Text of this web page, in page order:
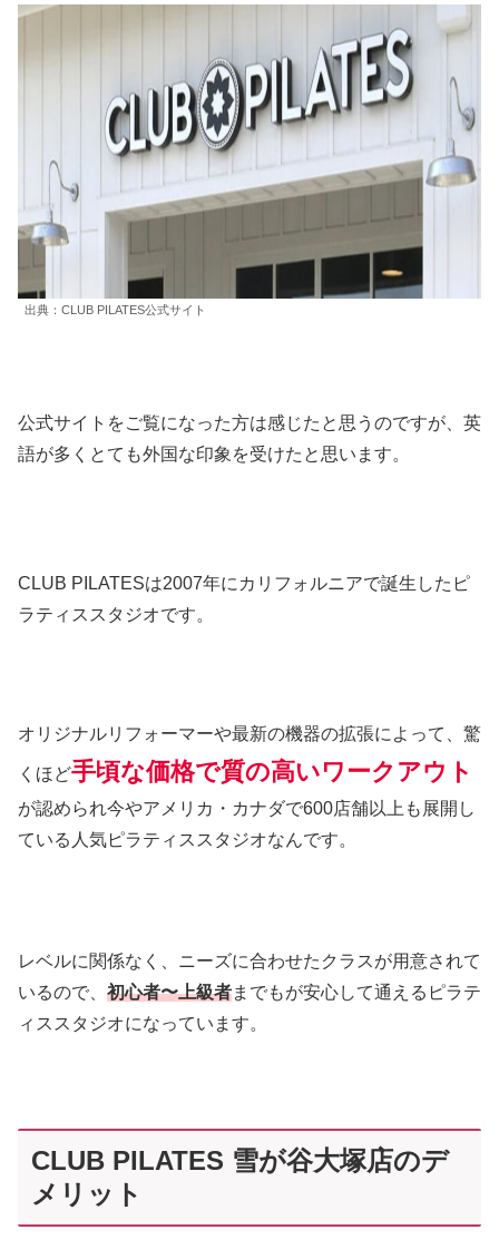
出典：CLUB PILATES公式サイト
公式サイトをご覧になった方は感じたと思うのですが、英
語が多くとても外国な印象を受けたと思います。
CLUB PILATESは2007年にカリフォルニアで誕生したピ
ラティススタジオです。
オリジナルリフォーマーや最新の機器の拡張によって、驚
くほど手頃な価格で質の高いワークアウト
が認められ今やアメリカ・カナダで600店舗以上も展開し
ている人気ピラティススタジオなんです。
レベルに関係なく、ニーズに合わせたクラスが用意されて
いるので、 初心者〜上級者までもが安心して通えるピラテ
ィススタジオになっています。
CLUB PILATES 雪が谷大塚店のデ
メリット